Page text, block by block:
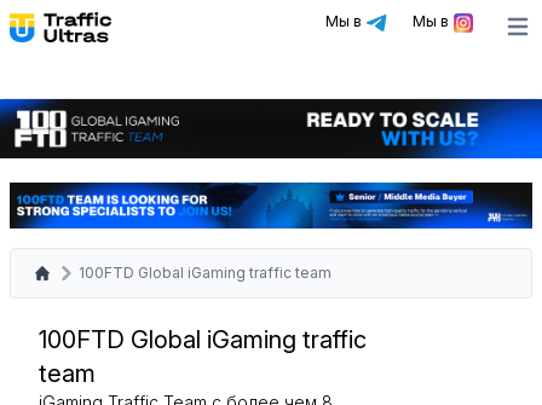
Мы в Мы в
100FTD Global iGaming traffic team
100FTD Global iGaming traffic
team